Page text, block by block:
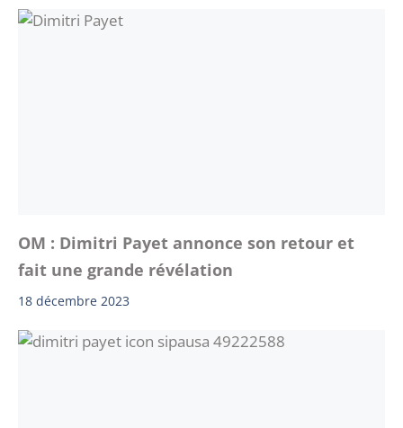
OM : Dimitri Payet annonce son retour et
fait une grande révélation
18 décembre 2023